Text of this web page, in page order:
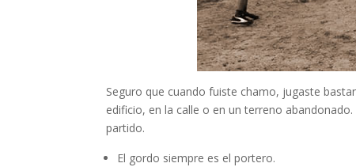
Seguro que cuando fuiste chamo, jugaste
edificio, en la calle o en un terreno
partido.
El gordo siempre es el portero.